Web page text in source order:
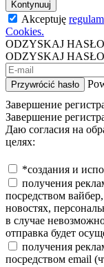
Kontynuuj
Akceptuję
Cookies.
ODZYSKAJ HASŁO
ODZYSKAJ HASŁO
Przywrócić hasło
Завершение
Завершение
Даю согласия на
целях:
*создания и
получения
посредством
новостях,
в случае
отправка будет
получения
посредством email